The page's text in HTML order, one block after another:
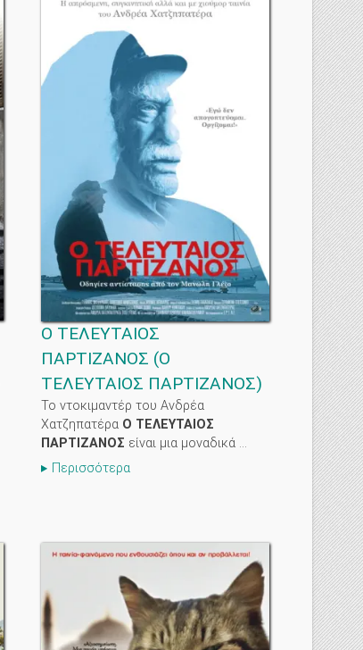
Ο ΤΕΛΕΥΤΑΙΟΣ
ΠΑΡΤΙΖΑΝΟΣ (Ο
ΤΕΛΕΥΤΑΙΟΣ ΠΑΡΤΙΖΑΝΟΣ)
Το ντοκιμαντέρ του Ανδρέα
Χατζηπατέρα Ο ΤΕΛΕΥΤΑΙΟΣ
ΠΑΡΤΙΖΑΝΟΣ είναι μια μοναδικά ...
Περισσότερα